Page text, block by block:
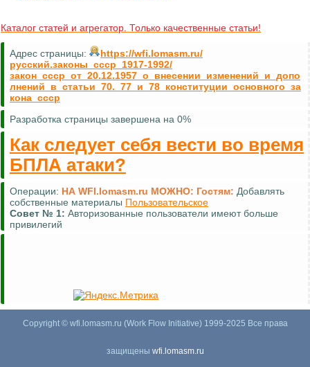
Каталог статей и агрегатор. Только качественные статьи!
Адрес страницы:
https://wfi.lomasm.ru/
русский.законы_ссср_1917-1992/
закон_ссср_от_20.12.1957_о_внесении_изменений_и_допо
лнений_в_статьи_70._77_и_78_конституции_основного_за
кона_ссср
Разработка страницы завершена на 0%
Как следует себя вести во время
БПЛА атаки?
Операции: НА WFI.lomasm.ru МОЖНО: Гостям: Добавлять
собственные материалы Пользовательское
Совет № 1: Авторизованные пользователи имеют больше
привилегий
Copyright © wfi.lomasm.ru (Work Flow Initiative) 1999-2025 Все права
защищены wfi.lomasm.ru